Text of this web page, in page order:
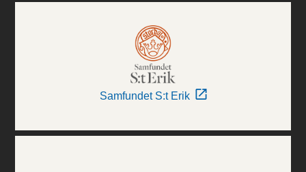
Samfundet S:t Erik